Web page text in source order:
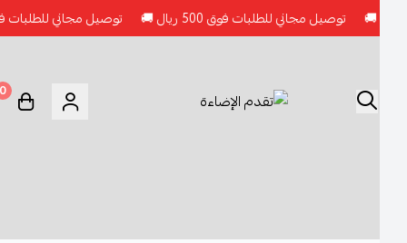
توصيل مجاني للطلبات فوق 500 ريال 🚚 توصيل مجاني للطلبات فوق 500 ريال 🚚
0